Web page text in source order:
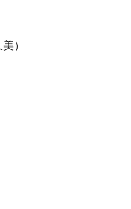
）